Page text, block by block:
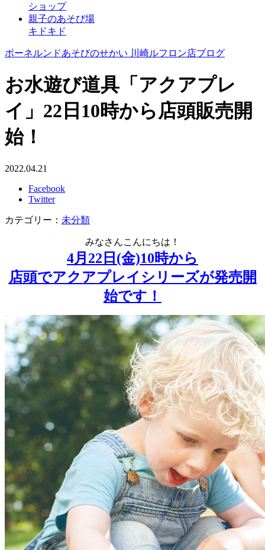
ショップ
親子のあそび場
キドキド
ボーネルンドあそびのせかい 川崎ルフロン店ブログ
お水遊び道具「アクアプレ
イ」22日10時から店頭販売開
始！
2022.04.21
Facebook
Twitter
カテゴリー： 未分類
みなさんこんにちは！
4月22日(金)10時から
店頭でアクアプレイシリーズが発売開
始です！